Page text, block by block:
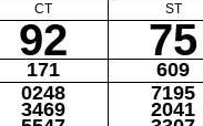
CT
92
171
0248
3469
ST
75
609
7195
2041